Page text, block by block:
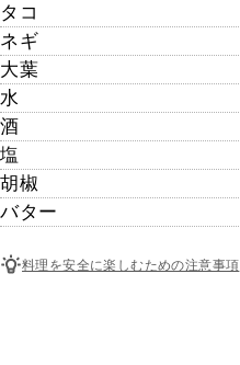
タコ
ネギ
大葉
水
酒
塩
胡椒
バター
料理を安全に楽しむための注意事項